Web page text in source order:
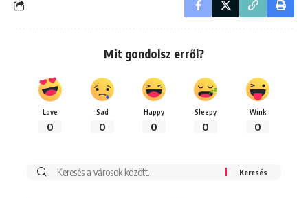
Mit gondolsz erről?
Love
0
Sad
0
Happy
0
Sleepy
0
Wink
0
Keresés: